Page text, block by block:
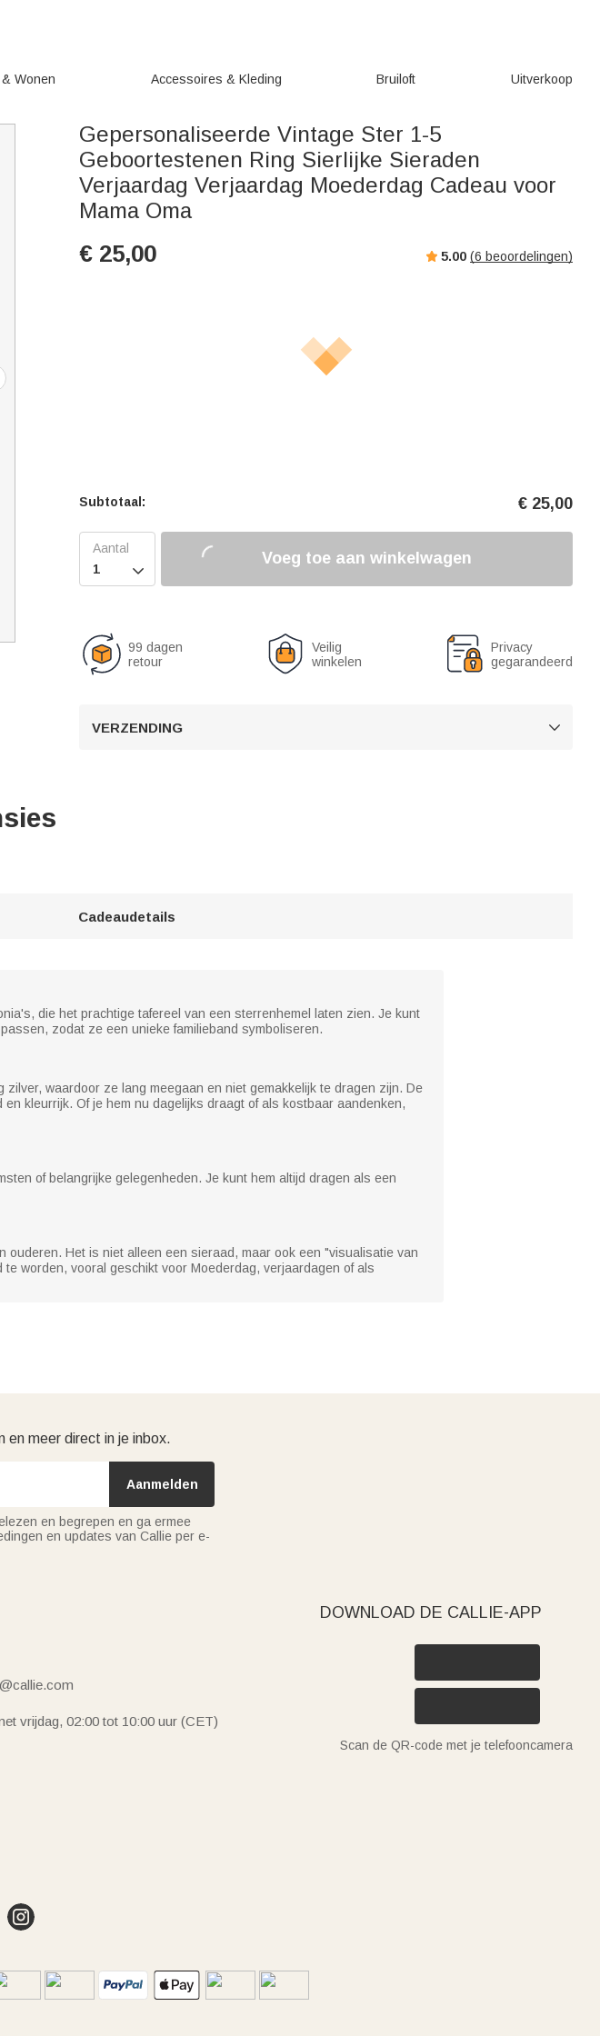
Wonen Accessoires & Kleding Bruiloft Uitverkoop
Gepersonaliseerde Vintage Ster 1-5
Geboortestenen Ring Sierlijke Sieraden
Verjaardag Verjaardag Moederdag Cadeau voor
Mama Oma
€ 25,00 5.00 (6 beoordelingen)
Subtotaal: € 25,00

Voeg toe aan winkelwagen
99 dagen
retour
Veilig
winkelen
Privacy
gegarandeerd
VERZENDING 
Cadeaudetails
die het prachtige tafereel van een sterrenhemel laten zien. Je kunt
zodat ze een unieke familieband symboliseren.
waardoor ze lang meegaan en niet gemakkelijk te dragen zijn. De
kleurrijk. Of je hem nu dagelijks draagt of als kostbaar aandenken,
of belangrijke gelegenheden. Je kunt hem altijd dragen als een
Het is niet alleen een sieraad, maar ook een "visualisatie van
worden, vooral geschikt voor Moederdag, verjaardagen of als
en meer direct in je inbox.
Aanmelden
en begrepen en ga ermee
en updates van Callie per e-
vrijdag, 02:00 tot 10:00 uur (CET)
DOWNLOAD DE CALLIE-APP
Scan de QR-code met je telefooncamera